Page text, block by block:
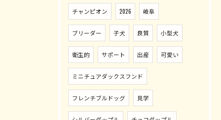
チャンピオン 2026 岐阜
ブリーダー 子犬 良質 小型犬
衛生的 サポート 出産 可愛い
ミニチュアダックスフンド
フレンチブルドッグ 見学